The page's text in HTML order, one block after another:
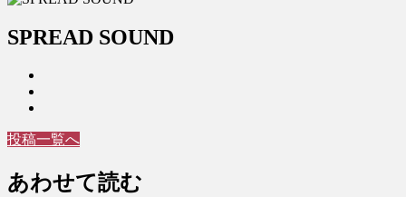
SPREAD SOUND
投稿一覧へ
あわせて読む